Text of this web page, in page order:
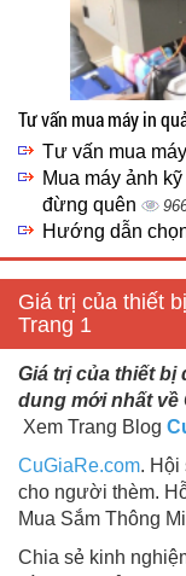
Tư vấn mua máy in
Tư vấn mua
Mua máy ảnh
đừng quên
Hướng dẫn
Giá trị của thiết
Trang 1
Giá trị của thiết bị
dung mới nhất về
Xem Trang Blog
CuGiaRe.com. Hội
cho người thèm.
Mua Sắm Thông
Chia sẻ kinh